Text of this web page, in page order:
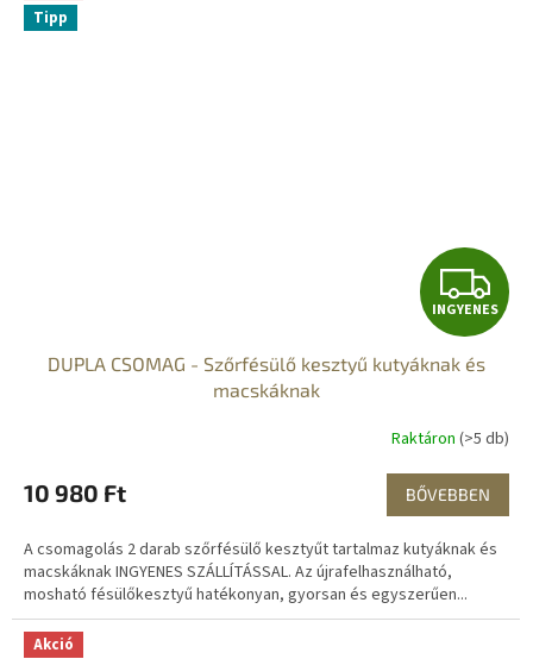
Tipp
I
N
Y
E
N
S
INGYENES
DUPLA CSOMAG - Szőrfésülő kesztyű kutyáknak és
macskáknak
Raktáron (>5 db)
10 980 Ft BŐVEBBEN
A csomagolás 2 darab szőrfésülő kesztyűt tartalmaz kutyáknak és
macskáknak INGYENES SZÁLLÍTÁSSAL. Az újrafelhasználható,
mosható fésülőkesztyű hatékonyan, gyorsan és egyszerűen...
Akció